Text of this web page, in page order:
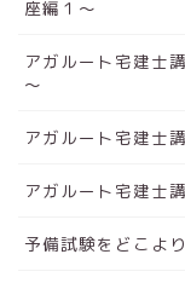
座編１～
アガルート宅建士
～
アガルート宅建士
アガルート宅建士
予備試験をどこよ